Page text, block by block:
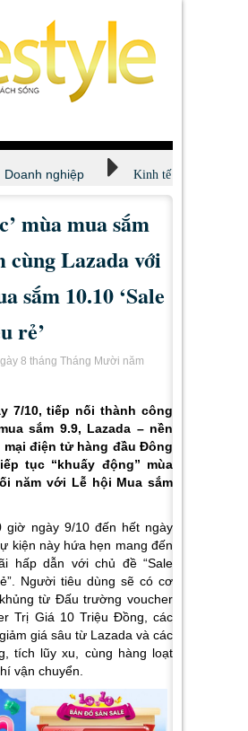
Doanh nghiệp Kinh tế
mùa mua sắm
cùng Lazada với
sắm 10.10 ‘Sale
rẻ’
8 tháng Tháng Mười năm
7/10, tiếp nối thành công
sắm 9.9, Lazada – nền
điện tử hàng đầu Đông
tục “khuấy động” mùa
năm với Lễ hội Mua sắm
giờ ngày 9/10 đến hết ngày
kiện này hứa hẹn mang đến
hấp dẫn với chủ đề “Sale
Người tiêu dùng sẽ có cơ
từ Đấu trường voucher
Trị Giá 10 Triệu Đồng, các
giá sâu từ Lazada và các
tích lũy xu, cùng hàng loạt
vận chuyển.